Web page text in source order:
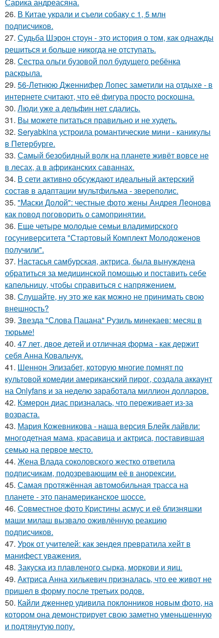
26. В Китае украли и съели собаку с 1, 5 млн
подписчиков.
27. Судьба Шэрон стоун - это история о том, как однажды
решиться и больше никогда не отступать.
28. Сестра ольги бузовой пол будущего ребёнка
раскрыла.
29. 56-Летнюю Дженнифер Лопес заметили на отдыхе - в
интернете считают, что её фигура просто роскошна.
30. Люди уже а дельфин нет сдались.
31. Вы можете питаться правильно и не худеть.
32. Seryabkina устроила романтические мини - каникулы
в Петербурге.
33. Самый безобидный волк на планете живёт вовсе не
в лесах, а в африканских саваннах.
34. В сети активно обсуждают идеальный актерский
состав в адаптации мультфильма - звереполис.
35. "Маски Долой": честные фото жены Андрея Леонова
как повод поговорить о самопринятии.
36. Еще четыре молодые семьи владимирского
госуниверситета "Стартовый Комплект Молодоженов
получили".
37. Настасья самбурская, актриса, была вынуждена
обратиться за медицинской помощью и поставить себе
капельницу, чтобы справиться с напряжением.
38. Слушайте, ну это же как можно не принимать свою
внешность?
39. Звезда "Слова Пацана" Рузиль минекаев: месяц в
тюрьме!
40. 47 лет, двое детей и отличная форма - как держит
себя Анна Ковальчук.
41. Шеннон Элизабет, которую многие помнят по
культовой комедии американский пирог, создала аккаунт
на Onlyfans и за неделю заработала миллион долларов.
42. Кэмерон диас призналась, что переживает из-за
возраста.
43. Мария Кожевникова - наша версия Блейк лайвли:
многодетная мама, красавица и актриса, поставившая
семью на первое место.
44. Жена Влада соколовского жестко ответила
подписчикам, подозревающим её в анорексии.
45. Самая протяжённая автомобильная трасса на
планете - это панамериканское шоссе.
46. Совместное фото Кристины асмус и её близняшки
маши милаш вызвало оживлённую реакцию
подписчиков.
47. Урок от учителей: как зендея превратила хейт в
манифест уважения.
48. Закуска из плавленого сырка, моркови и яиц.
49. Актриса Анна хилькевич призналась, что ее живот не
пришел в форму после третьих родов.
50. Кайли дженнер удивила поклонников новым фото, на
котором она демонстрирует свою заметно уменьшенную
и подтянутую попу.